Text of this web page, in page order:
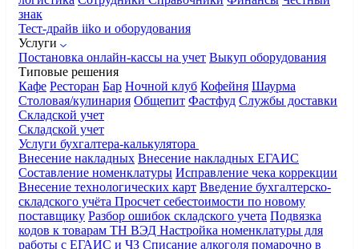
знак
Тест-драйв iiko и оборудования
Услуги
Постановка онлайн-кассы на учет Выкуп оборудования
Типовые решения
Кафе Ресторан Бар Ночной клуб Кофейня Шаурма
Столовая/кулинария Общепит Фастфуд Службы доставки
Складской учет
Складской учет
Услуги бухгалтера-калькулятора
Внесение накладных Внесение накладных ЕГАИС
Составление номенклатуры Исправление чека коррекции
Внесение технологических карт Введение бухгалтерско-
складского учёта Просчет себестоимости по новому
поставщику Разбор ошибок складского учета Подвязка
кодов к товарам ТН ВЭД Настройка номенклатуры для
работы с ЕГАИС и ЧЗ Списание алкоголя помарочно в